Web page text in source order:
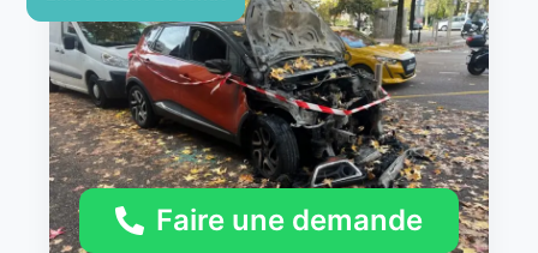
Faire une demande